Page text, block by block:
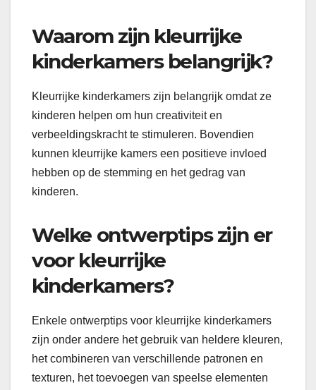
Waarom zijn kleurrijke
kinderkamers belangrijk?
Kleurrijke kinderkamers zijn belangrijk omdat ze
kinderen helpen om hun creativiteit en
verbeeldingskracht te stimuleren. Bovendien
kunnen kleurrijke kamers een positieve invloed
hebben op de stemming en het gedrag van
kinderen.
Welke ontwerptips zijn er
voor kleurrijke
kinderkamers?
Enkele ontwerptips voor kleurrijke kinderkamers
zijn onder andere het gebruik van heldere kleuren,
het combineren van verschillende patronen en
texturen, het toevoegen van speelse elementen